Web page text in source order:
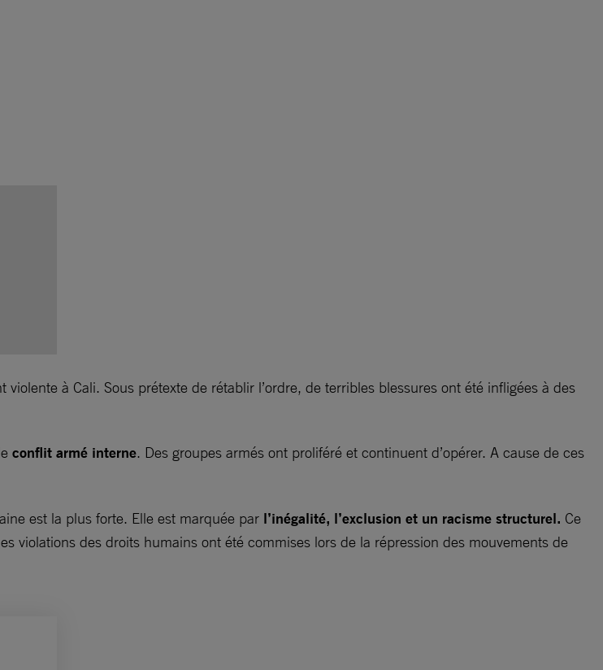
à Cali. Sous prétexte de rétablir l’ordre, de terribles blessures ont été infligées à des
conflit armé interne. Des groupes armés ont proliféré et continuent d’opérer. A cause de ces
est la plus forte. Elle est marquée par l’inégalité, l’exclusion et un racisme structurel. Ce
violations des droits humains ont été commises lors de la répression des mouvements de